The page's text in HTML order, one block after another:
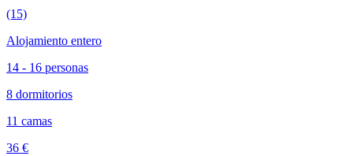
(15)
Alojamiento entero
14 - 16 personas
8 dormitorios
11 camas
36 €